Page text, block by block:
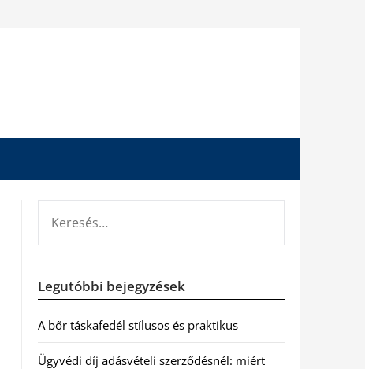
Legutóbbi bejegyzések
A bőr táskafedél stílusos és praktikus
Ügyvédi díj adásvételi szerződésnél: miért